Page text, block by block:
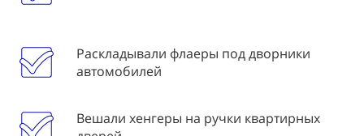
Раскладывали флаеры под дворники
автомобилей
Вешали хенгеры на ручки квартирных